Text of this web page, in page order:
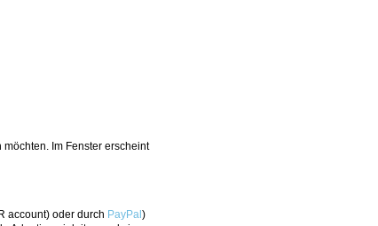
Im Fenster erscheint
account) oder durch PayPal )